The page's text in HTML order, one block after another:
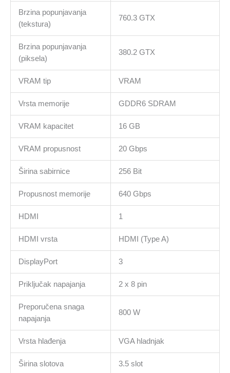
Brzina popunjavanja
(tekstura)
760.3 GTX
Brzina popunjavanja
(piksela)
380.2 GTX
VRAM tip VRAM
Vrsta memorije GDDR6 SDRAM
VRAM kapacitet 16 GB
VRAM propusnost 20 Gbps
Širina sabirnice 256 Bit
Propusnost memorije 640 Gbps
HDMI 1
HDMI vrsta HDMI (Type A)
DisplayPort 3
Priključak napajanja 2 x 8 pin
Preporučena snaga
napajanja
800 W
Vrsta hlađenja VGA hladnjak
Širina slotova 3.5 slot